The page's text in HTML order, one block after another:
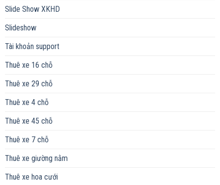
Slide Show XKHD
Slideshow
Tài khoản support
Thuê xe 16 chỗ
Thuê xe 29 chỗ
Thuê xe 4 chỗ
Thuê xe 45 chỗ
Thuê xe 7 chỗ
Thuê xe giường nằm
Thuê xe hoa cưới